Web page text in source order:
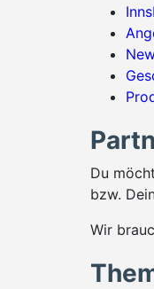
Du
bzw.
Wir